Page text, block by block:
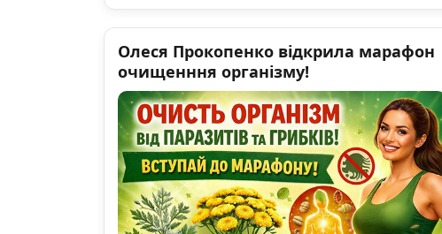
Олеся Прокопенко відкрила марафон
очищенння організму!